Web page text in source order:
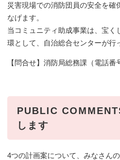
災害現場での消防団員の安全を確
なげます。
当コミュニティ助成事業は、宝く
環として、自治総合センターが行
【問合せ】消防局総務課（電話番
PUBLIC
します
4つの計画案について、みなさん